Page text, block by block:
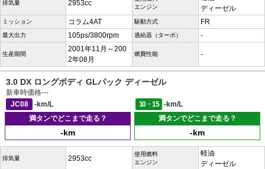
排気量 2953cc
エンジン
ディーゼル
ミッション コラム4AT 駆動方式 FR
最大出力 105ps/3800rpm 過給器（ターボ） -
生産期間
2001年11月～200
2年08月
燃費性能 -
3.0 DX ロングボディ GLパック ディーゼル
新車時価格---
JC08
-km/L 10・15
-km/L
満タンでどこまで走る？
-km
満タンでどこまで走る？
-km
排気量 2953cc
使用燃料
エンジン
軽油
ディーゼル